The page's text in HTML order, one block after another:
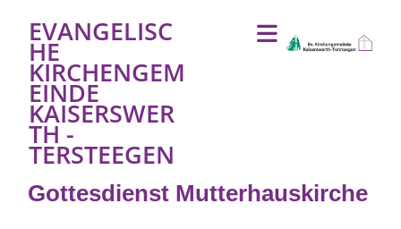
EVANGELISC
HE
KIRCHENGEM
EINDE
KAISERSWER
TH -
TERSTEEGEN
Gottesdienst Mutterhauskirche